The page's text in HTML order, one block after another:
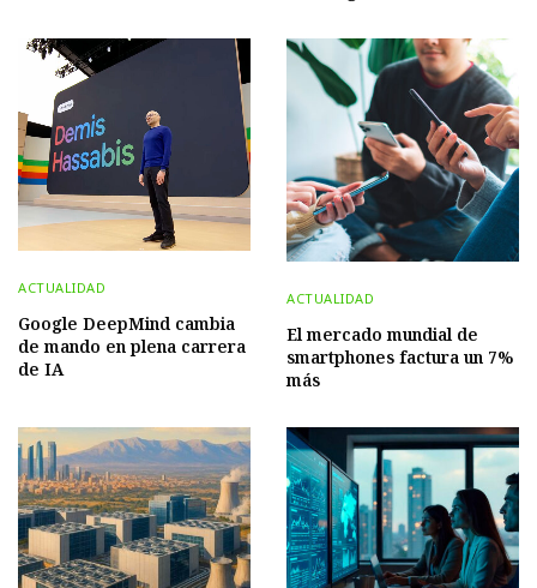
ACTUALIDAD
Google DeepMind cambia
de mando en plena carrera
de IA
ACTUALIDAD
El mercado mundial de
smartphones factura un 7%
más